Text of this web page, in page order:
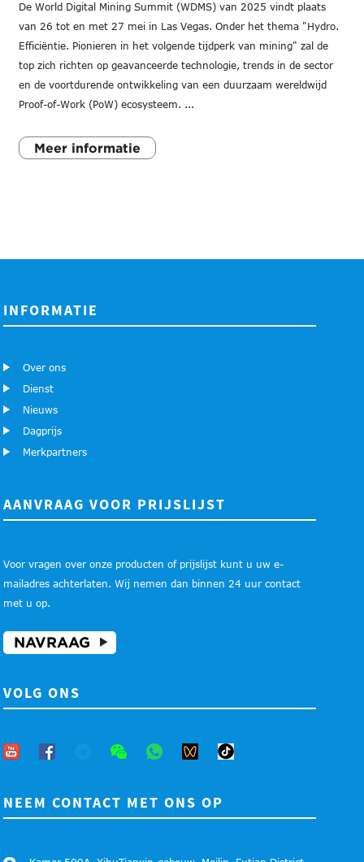
De World Digital Mining Summit (WDMS) van 2025 vindt plaats
van 26 tot en met 27 mei in Las Vegas. Onder het thema "Hydro.
Efficiëntie. Pionieren in het volgende tijdperk van mining" zal de
top zich richten op geavanceerde technologie, trends in de sector
en de voortdurende ontwikkeling van een duurzaam wereldwijd
Proof-of-Work (PoW) ecosysteem. ...
Meer informatie
INFORMATIE
Over ons
Dienst
Nieuws
Dagprijs
Merkpartners
AANVRAAG VOOR PRIJSLIJST
Voor vragen over onze producten of prijslijst kunt u uw e-
mailadres achterlaten. Wij nemen dan binnen 24 uur contact
met u op.
NAVRAAG
VOLG ONS
NEEM CONTACT MET ONS OP